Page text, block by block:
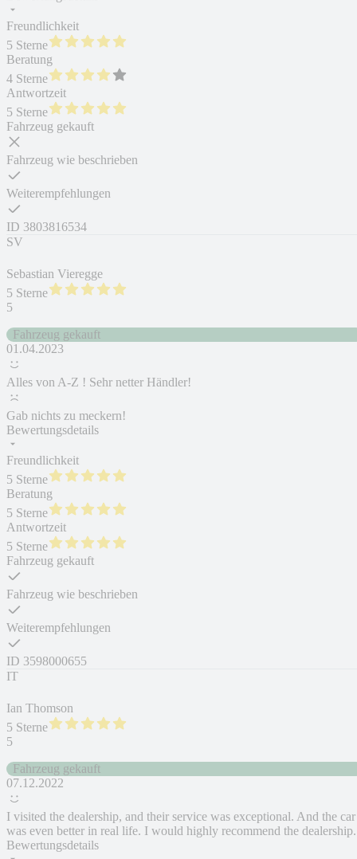
Freundlichkeit
5 Sterne
Beratung
4 Sterne
Antwortzeit
5 Sterne
Fahrzeug gekauft
Fahrzeug wie beschrieben
Weiterempfehlungen
ID 3803816534
SV
Sebastian Vieregge
5 Sterne
5
Fahrzeug gekauft
01.04.2023
Alles von A-Z ! Sehr netter Händler!
Gab nichts zu meckern!
Bewertungsdetails
Freundlichkeit
5 Sterne
Beratung
5 Sterne
Antwortzeit
5 Sterne
Fahrzeug gekauft
Fahrzeug wie beschrieben
Weiterempfehlungen
ID 3598000655
IT
Ian Thomson
5 Sterne
5
Fahrzeug gekauft
07.12.2022
I visited the dealership, and their service was exceptional. And the car
was even better in real life. I would highly recommend the dealership.
Bewertungsdetails